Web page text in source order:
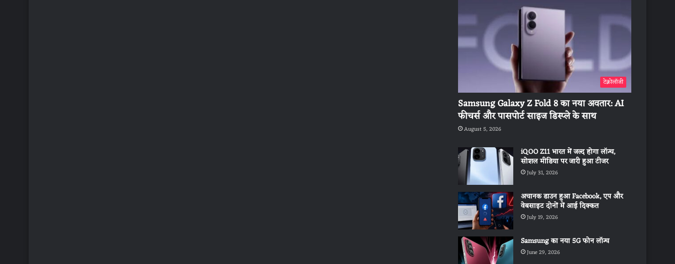
टेक्नोलॉजी
Samsung Galaxy Z Fold 8 का नया अवतार: AI
फीचर्स और पासपोर्ट साइज डिस्प्ले के साथ
August 5, 2026
iQOO Z11 भारत में जल्द होगा लॉन्च,
सोशल मीडिया पर जारी हुआ टीजर
July 31, 2026
अचानक डाउन हुआ Facebook, एप और
वेबसाइट दोनों में आई दिक्कत
July 19, 2026
Samsung का नया 5G फोन लॉन्च
June 29, 2026